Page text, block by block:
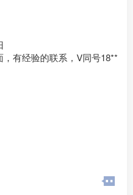
有经验的联系，V同号18**